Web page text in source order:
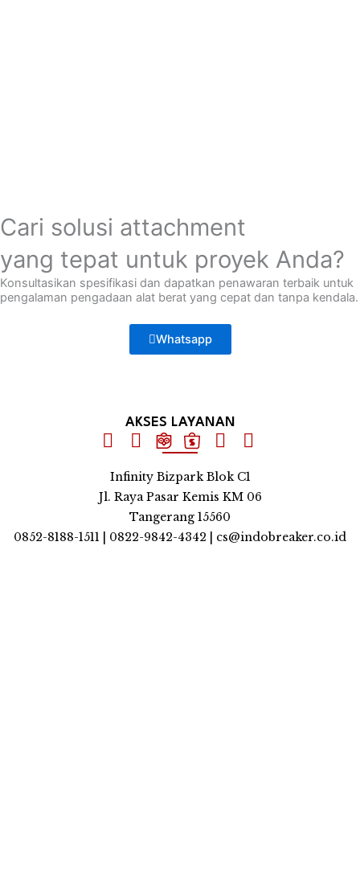
Cari solusi attachment
yang tepat untuk proyek Anda?
Konsultasikan spesifikasi dan dapatkan penawaran terbaik untuk
pengalaman pengadaan alat berat yang cepat dan tanpa kendala.
Whatsapp
AKSES LAYANAN
Infinity Bizpark Blok C1
Jl. Raya Pasar Kemis KM 06
Tangerang 15560
0852-8188-1511 | 0822-9842-4342 | cs@indobreaker.co.id